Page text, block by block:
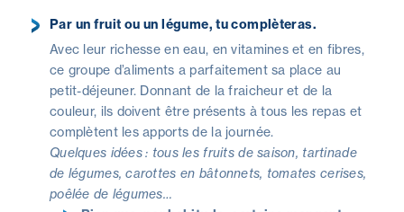
Par un fruit ou un légume, tu complèteras.
Avec leur richesse en eau, en vitamines et en fibres,
ce groupe d’aliments a parfaitement sa place au
petit-déjeuner. Donnant de la fraicheur et de la
couleur, ils doivent être présents à tous les repas et
complètent les apports de la journée.
Quelques idées : tous les fruits de saison, tartinade
de légumes, carottes en bâtonnets, tomates cerises,
poêlée de légumes…